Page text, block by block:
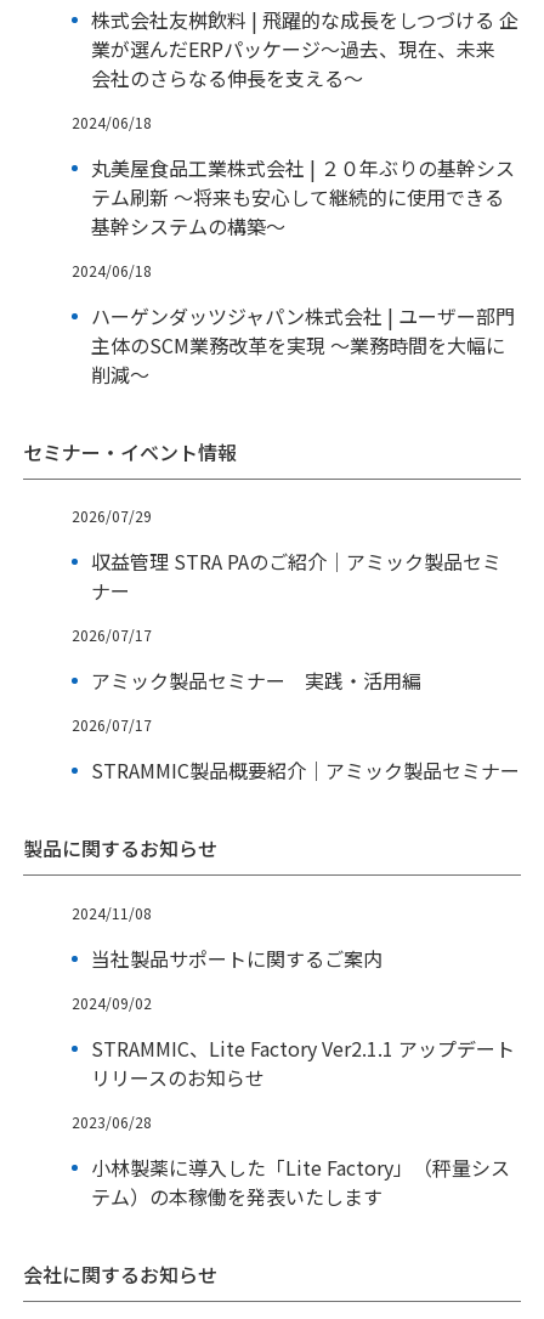
株式会社友桝飲料 | 飛躍的な成長をしつづける 企
業が選んだERPパッケージ～過去、現在、未来
会社のさらなる伸長を支える～
2024/06/18
丸美屋食品工業株式会社 | ２０年ぶりの基幹シス
テム刷新 ～将来も安心して継続的に使用できる
基幹システムの構築～
2024/06/18
ハーゲンダッツジャパン株式会社 | ユーザー部門
主体のSCM業務改革を実現 ～業務時間を大幅に
削減～
セミナー・イベント情報
2026/07/29
収益管理 STRA PAのご紹介｜アミック製品セミ
ナー
2026/07/17
アミック製品セミナー 実践・活用編
2026/07/17
STRAMMIC製品概要紹介｜アミック製品セミナー
製品に関するお知らせ
2024/11/08
当社製品サポートに関するご案内
2024/09/02
STRAMMIC、Lite Factory Ver2.1.1 アップデート
リリースのお知らせ
2023/06/28
小林製薬に導入した「Lite Factory」（秤量シス
テム）の本稼働を発表いたします
会社に関するお知らせ